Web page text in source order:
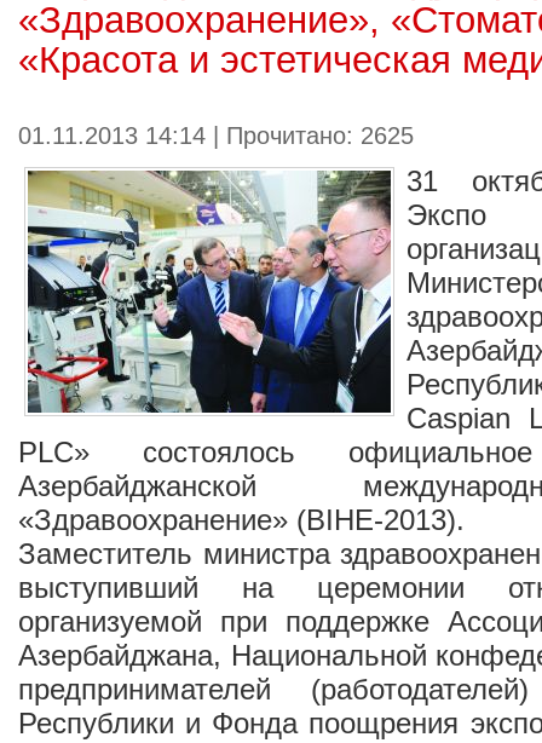
«Здравоохранение»,
«Красота и эстетическая
01.11.2013 14:14 | Прочитано: 2625
31
Caspian
PLC» состоялось
Азербайджанской
«Здравоохранение» (BIHE-2013).
Заместитель министра
выступивший на церемонии
организуемой при поддержке
Азербайджана, Национальной
предпринимателей
Республики и Фонда поощрения